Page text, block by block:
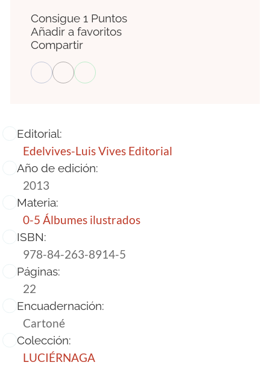
Editorial:
Edelvives-Luis Vives Editorial
Año de edición:
2013
Materia:
0-5 Álbumes ilustrados
ISBN:
978-84-263-8914-5
Páginas:
22
Encuadernación:
Cartoné
Colección:
LUCIÉRNAGA
Consigue 1 Puntos
Añadir a favoritos
Compartir